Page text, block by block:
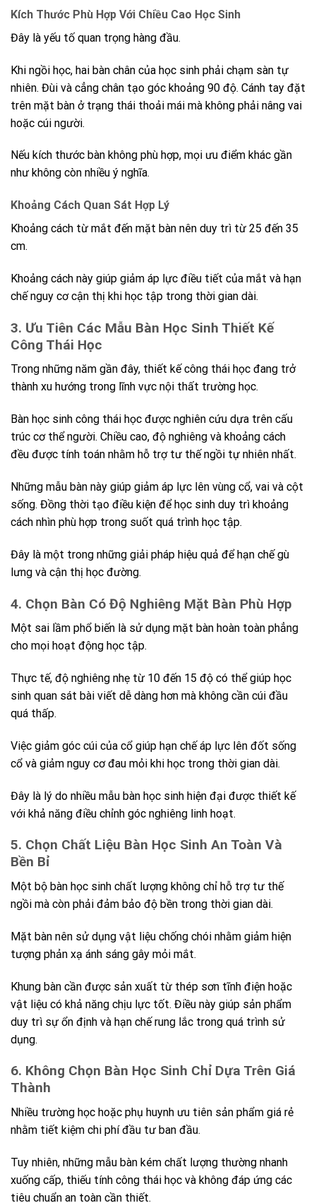
Kích Thước Phù Hợp Với Chiều Cao Học Sinh
Đây là yếu tố quan trọng hàng đầu.
Khi ngồi học, hai bàn chân của học sinh phải chạm sàn tự
nhiên. Đùi và cẳng chân tạo góc khoảng 90 độ. Cánh tay đặt
trên mặt bàn ở trạng thái thoải mái mà không phải nâng vai
hoặc cúi người.
Nếu kích thước bàn không phù hợp, mọi ưu điểm khác gần
như không còn nhiều ý nghĩa.
Khoảng Cách Quan Sát Hợp Lý
Khoảng cách từ mắt đến mặt bàn nên duy trì từ 25 đến 35
cm.
Khoảng cách này giúp giảm áp lực điều tiết của mắt và hạn
chế nguy cơ cận thị khi học tập trong thời gian dài.
3. Ưu Tiên Các Mẫu Bàn Học Sinh Thiết Kế
Công Thái Học
Trong những năm gần đây, thiết kế công thái học đang trở
thành xu hướng trong lĩnh vực nội thất trường học.
Bàn học sinh công thái học được nghiên cứu dựa trên cấu
trúc cơ thể người. Chiều cao, độ nghiêng và khoảng cách
đều được tính toán nhằm hỗ trợ tư thế ngồi tự nhiên nhất.
Những mẫu bàn này giúp giảm áp lực lên vùng cổ, vai và cột
sống. Đồng thời tạo điều kiện để học sinh duy trì khoảng
cách nhìn phù hợp trong suốt quá trình học tập.
Đây là một trong những giải pháp hiệu quả để hạn chế gù
lưng và cận thị học đường.
4. Chọn Bàn Có Độ Nghiêng Mặt Bàn Phù Hợp
Một sai lầm phổ biến là sử dụng mặt bàn hoàn toàn phẳng
cho mọi hoạt động học tập.
Thực tế, độ nghiêng nhẹ từ 10 đến 15 độ có thể giúp học
sinh quan sát bài viết dễ dàng hơn mà không cần cúi đầu
quá thấp.
Việc giảm góc cúi của cổ giúp hạn chế áp lực lên đốt sống
cổ và giảm nguy cơ đau mỏi khi học trong thời gian dài.
Đây là lý do nhiều mẫu bàn học sinh hiện đại được thiết kế
với khả năng điều chỉnh góc nghiêng linh hoạt.
5. Chọn Chất Liệu Bàn Học Sinh An Toàn Và
Bền Bỉ
Một bộ bàn học sinh chất lượng không chỉ hỗ trợ tư thế
ngồi mà còn phải đảm bảo độ bền trong thời gian dài.
Mặt bàn nên sử dụng vật liệu chống chói nhằm giảm hiện
tượng phản xạ ánh sáng gây mỏi mắt.
Khung bàn cần được sản xuất từ thép sơn tĩnh điện hoặc
vật liệu có khả năng chịu lực tốt. Điều này giúp sản phẩm
duy trì sự ổn định và hạn chế rung lắc trong quá trình sử
dụng.
6. Không Chọn Bàn Học Sinh Chỉ Dựa Trên Giá
Thành
Nhiều trường học hoặc phụ huynh ưu tiên sản phẩm giá rẻ
nhằm tiết kiệm chi phí đầu tư ban đầu.
Tuy nhiên, những mẫu bàn kém chất lượng thường nhanh
xuống cấp, thiếu tính công thái học và không đáp ứng các
tiêu chuẩn an toàn cần thiết.